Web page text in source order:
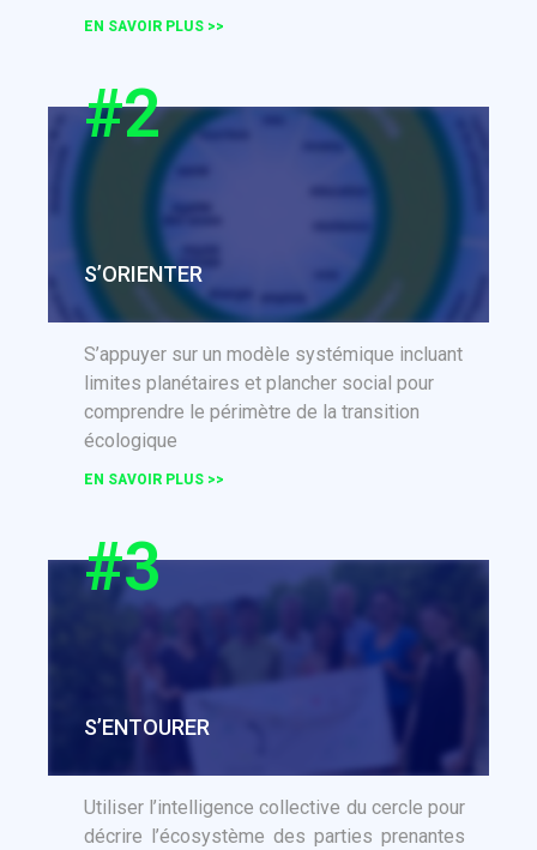
EN SAVOIR PLUS >>
#2
S’ORIENTER
S’appuyer sur un modèle systémique incluant
limites planétaires et plancher social pour
comprendre le périmètre de la transition
écologique
EN SAVOIR PLUS >>
#3
S’ENTOURER
Utiliser l’intelligence collective du cercle pour
décrire l’écosystème des parties prenantes